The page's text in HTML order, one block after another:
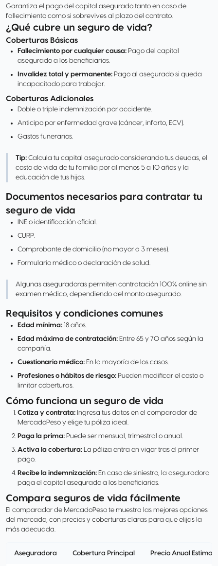
Garantiza el pago del capital asegurado tanto en caso de
fallecimiento como si sobrevives al plazo del contrato.
¿Qué cubre un seguro de vida?
Coberturas Básicas
Fallecimiento por cualquier causa: Pago del capital
asegurado a los beneficiarios.
Invalidez total y permanente: Pago al asegurado si queda
incapacitado para trabajar.
Coberturas Adicionales
Doble o triple indemnización por accidente.
Anticipo por enfermedad grave (cáncer, infarto, ECV).
Gastos funerarios.
Tip: Calcula tu capital asegurado considerando tus deudas, el
costo de vida de tu familia por al menos 5 a 10 años y la
educación de tus hijos.
Documentos necesarios para contratar tu
seguro de vida
INE o identificación oficial.
CURP.
Comprobante de domicilio (no mayor a 3 meses).
Formulario médico o declaración de salud.
Algunas aseguradoras permiten contratación 100% online sin
examen médico, dependiendo del monto asegurado.
Requisitos y condiciones comunes
Edad mínima: 18 años.
Edad máxima de contratación: Entre 65 y 70 años según la
compañía.
Cuestionario médico: En la mayoría de los casos.
Profesiones o hábitos de riesgo: Pueden modificar el costo o
limitar coberturas.
Cómo funciona un seguro de vida
Cotiza y contrata: Ingresa tus datos en el comparador de
MercadoPeso y elige tu póliza ideal.
Paga la prima: Puede ser mensual, trimestral o anual.
Activa la cobertura: La póliza entra en vigor tras el primer
pago.
Recibe la indemnización: En caso de siniestro, la aseguradora
paga el capital asegurado a los beneficiarios.
Compara seguros de vida fácilmente
El comparador de MercadoPeso te muestra las mejores opciones
del mercado, con precios y coberturas claras para que elijas la
más adecuada.
Aseguradora Cobertura Principal Precio Anual